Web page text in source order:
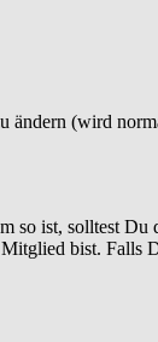
ändern (wird
ist, solltest
bist. Falls